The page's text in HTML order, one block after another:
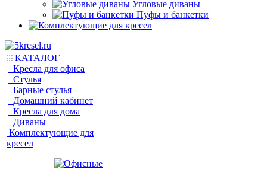
Угловые диваны
Пуфы и банкетки
КАТАЛОГ
Кресла для офиса
Стулья
Барные стулья
Домашний кабинет
Кресла для дома
Диваны
Комплектующие для
кресел